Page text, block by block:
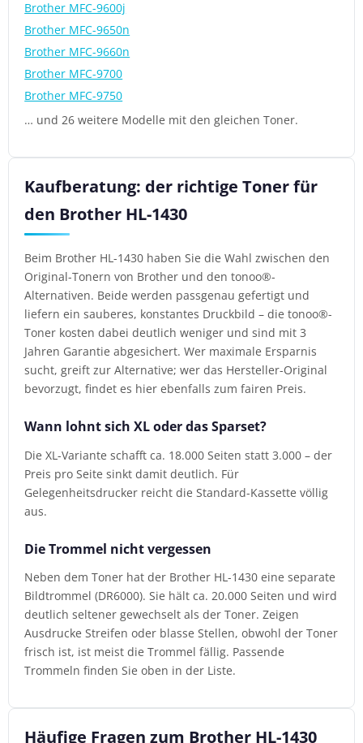
Brother MFC-9600j
Brother MFC-9650n
Brother MFC-9660n
Brother MFC-9700
Brother MFC-9750
… und 26 weitere Modelle mit den gleichen Toner.
Kaufberatung: der richtige Toner für
den Brother HL-1430
Beim Brother HL-1430 haben Sie die Wahl zwischen den
Original-Tonern von Brother und den tonoo®-
Alternativen. Beide werden passgenau gefertigt und
liefern ein sauberes, konstantes Druckbild – die tonoo®-
Toner kosten dabei deutlich weniger und sind mit 3
Jahren Garantie abgesichert. Wer maximale Ersparnis
sucht, greift zur Alternative; wer das Hersteller-Original
bevorzugt, findet es hier ebenfalls zum fairen Preis.
Wann lohnt sich XL oder das Sparset?
Die XL-Variante schafft ca. 18.000 Seiten statt 3.000 – der
Preis pro Seite sinkt damit deutlich. Für
Gelegenheitsdrucker reicht die Standard-Kassette völlig
aus.
Die Trommel nicht vergessen
Neben dem Toner hat der Brother HL-1430 eine separate
Bildtrommel (DR6000). Sie hält ca. 20.000 Seiten und wird
deutlich seltener gewechselt als der Toner. Zeigen
Ausdrucke Streifen oder blasse Stellen, obwohl der Toner
frisch ist, ist meist die Trommel fällig. Passende
Trommeln finden Sie oben in der Liste.
Häufige Fragen zum Brother HL-1430